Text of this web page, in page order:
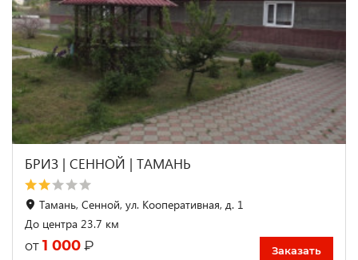
БРИЗ | СЕННОЙ | ТАМАНЬ
Тамань, Сенной, ул. Кооперативная, д. 1
До центра 23.7 км
от 1 000 ₽ Заказать